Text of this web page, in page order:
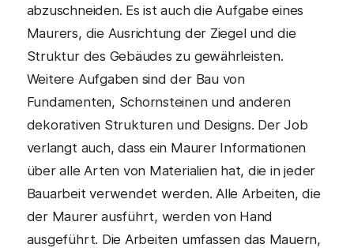
abzuschneiden. Es ist auch die Aufgabe eines
Maurers, die Ausrichtung der Ziegel und die
Struktur des Gebäudes zu gewährleisten.
Weitere Aufgaben sind der Bau von
Fundamenten, Schornsteinen und anderen
dekorativen Strukturen und Designs. Der Job
verlangt auch, dass ein Maurer Informationen
über alle Arten von Materialien hat, die in jeder
Bauarbeit verwendet werden. Alle Arbeiten, die
der Maurer ausführt, werden von Hand
ausgeführt. Die Arbeiten umfassen das Mauern,